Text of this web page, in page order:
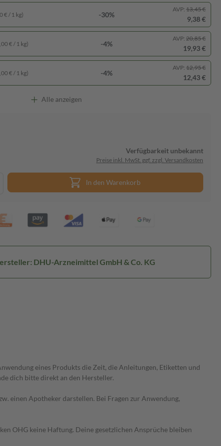
€ / 1 kg) -30%
AVP: 13,45 €
9,38 €
€ / 1 kg) -4%
AVP: 20,85 €
19,93 €
€ / 1 kg) -4%
AVP: 12,95 €
12,43 €
Alle anzeigen
Verfügbarkeit unbekannt
Preise inkl. MwSt. ggf. zzgl. Versandkosten
In den Warenkorb
DHU-Arzneimittel GmbH & Co. KG
eines Produkts die Zeit, die Anleitungen, Etiketten und
dich bitte direkt an den Hersteller.
einen Apotheker darstellen. Bei Fragen zur Anwendung,
OHG keine Haftung. Deine gesetzlichen Ansprüche bleiben